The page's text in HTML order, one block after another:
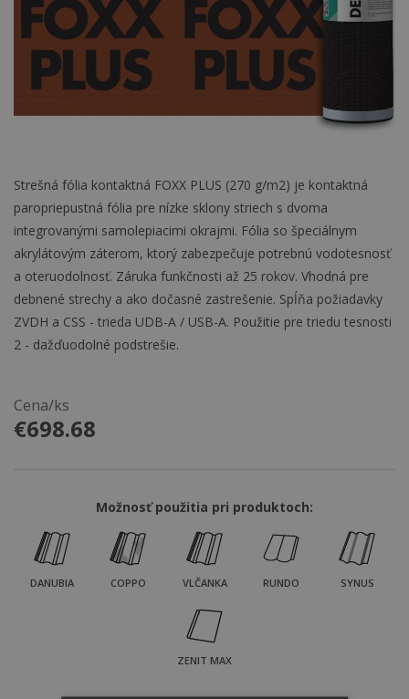
Strešná fólia kontaktná FOXX PLUS (270 g/m2) je kontaktná
paropriepustná fólia pre nízke sklony striech s dvoma
integrovanými samolepiacimi okrajmi. Fólia so špeciálnym
akrylátovým záterom, ktorý zabezpečuje potrebnú vodotesnosť
a oteruodolnosť. Záruka funkčnosti až 25 rokov. Vhodná pre
debnené strechy a ako dočasné zastrešenie. Spĺňa požiadavky
ZVDH a CSS - trieda UDB-A / USB-A. Použitie pre triedu tesnosti
2 - dažďuodolné podstrešie.
Cena/ks
€698.68
Možnosť použitia pri produktoch:
DANUBIA COPPO VLČANKA RUNDO SYNUS
ZENIT MAX